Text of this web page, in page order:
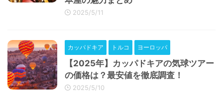
2025/5/11
カッパドキア トルコ ヨーロッパ
【2025年】カッパドキアの気球ツアー
の価格は？最安値を徹底調査！
2025/5/10